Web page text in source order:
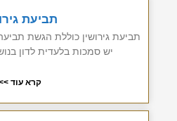
תביעת
תביעת גירושין כוללת הגשת
יש סמכות בלעדית לדון
קרא עוד